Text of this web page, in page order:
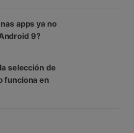
apps ya no
9?
selección de
funciona en